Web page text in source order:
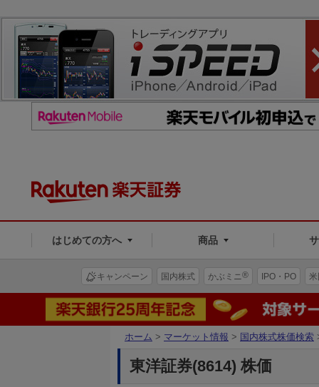
はじめての方へ 商品
キャンペーン 国内株式 かぶミニ ® IPO・PO
ホーム > マーケット情報 > 国内株式株価検索
東洋証券(8614) 株価